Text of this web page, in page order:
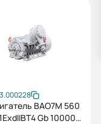
ВАО7М 560
Gb 10000В